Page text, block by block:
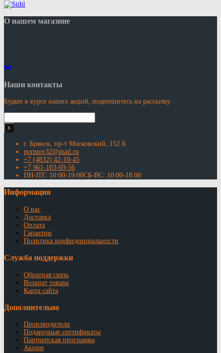
О нашем магазине
Наши контакты
Будьте в курсе наших акций, подпишитесь на рассылку:
г. Брянск, пр-т Московский, 152 Б
portnov32@mail.ru
+7 (4832) 42-10-45
+7 961-103-69-56
ПН-ПТ: 10:00-19:00СБ-ВС: 10:00-18:00
Информация
О нас
Доставка
Оплата
Гарантии
Политика конфиденциальности
Служба поддержки
Обратная связь
Возврат товара
Карта сайта
Дополнительно
Производители
Подарочные сертификаты
Партнерская программа
Акции